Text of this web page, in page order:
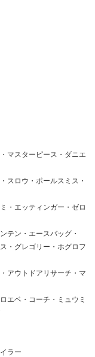
マスターピース・ダニエ
スロウ・ポールスミス・
・エッティンガー・ゼロ
テン・エースバッグ・
・グレゴリー・ホグロフ
アウトドアリサーチ・マ
エベ・コーチ・ミュウミ
ラー